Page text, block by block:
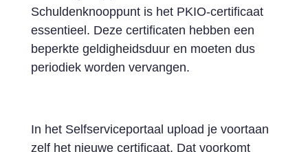
Schuldenknooppunt is het PKIO-certificaat
essentieel. Deze certificaten hebben een
beperkte geldigheidsduur en moeten dus
periodiek worden vervangen.
In het Selfserviceportaal upload je voortaan
zelf het nieuwe certificaat. Dat voorkomt